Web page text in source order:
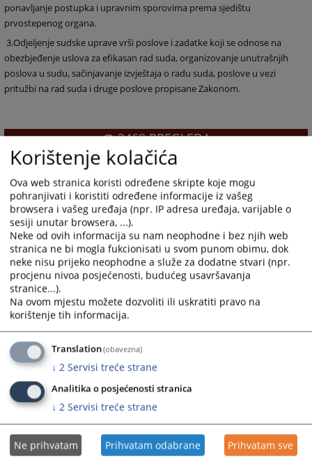
ponavljanje postupka i upravnim sporovima prema sjedištu
prvostepenog organa.
3.Odjeljenje sudske uprave vrši poslove i zadatke koji se odnose na
obezbjeđenje uslova za efikasan rad suda, organizovanje unutrašnjih
poslova u sudu, sačinjavanje izvještaja o radu suda, poslove u vezi
pritužbi na rad suda i druge poslove propisane Zakonom.
2468PREGLEDA
Korištenje kolačića
Ova web stranica koristi određene skripte koje mogu
pohranjivati i koristiti određene informacije iz vašeg
browsera i vašeg uređaja (npr. IP adresa uređaja, varijable o
sesiji unutar browsera, ...).
Neke od ovih informacija su nam neophodne i bez njih web
stranica ne bi mogla fukcionisati u svom punom obimu, dok
neke nisu prijeko neophodne a služe za dodatne stvari (npr.
procjenu nivoa posjećenosti, budućeg usavršavanja
stranice...).
Na ovom mjestu možete dozvoliti ili uskratiti pravo na
korištenje tih informacija.
Translation(obavezna)
↓ 2 Servisi treće strane
Analitika o posjećenosti stranica
↓ 2 Servisi treće strane
Ne prihvatam Prihvatam odabrane Prihvatam sve